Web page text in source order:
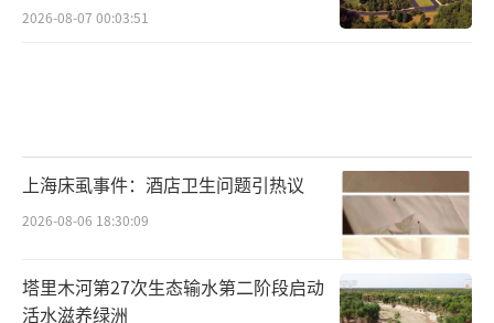
2026-08-07 00:03:51
上海床虱事件：酒店卫生问题引热议
2026-08-06 18:30:09
塔里木河第27次生态输水第二阶段启动
活水滋养绿洲